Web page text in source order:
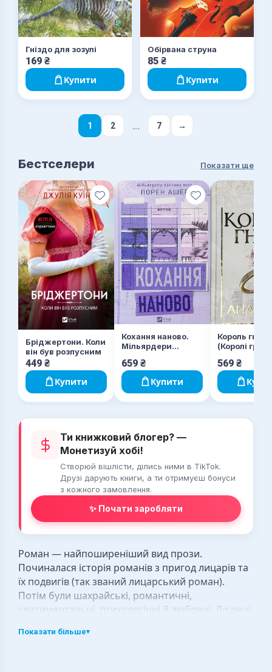
Гніздо для зозулі
169 ₴
Купити
Обірвана струна
85 ₴
Купити
1 2 ... 7 →
Бестселери Показати ще
Бріджертони. Коли
він був розпусним
449 ₴
Купити
Кохання наново.
Мільярдери
Книга 1
659 ₴
Купити
Король гніву
(Королі гріха
569 ₴
Ти книжковий блогер? —
Монетизуй хобі!
Створюй вішлісти, ділись ними в TikTok.
Друзі дарують книги, а ти отримуєш бонуси
з кожного замовлення.
✨ Почати заробляти
Роман — найпоширеніший вид прози.
Починалася історія романів з пригод лицарів та
їх подвигів (так званий лицарський роман).
Потім були шахрайські, романтичні,
сентиментальні, психологічні й любовні. До речі,
інших за кількістю книг і тиражами у всьому світі.
Показати більше▾